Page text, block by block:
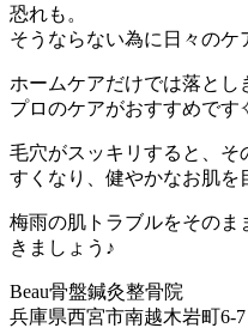
恐れも。
そうならない為に日々のケ
ホームケアだけでは落とし
プロのケアがおすすめです
毛穴がスッキリすると、
すくなり、健やかなお肌を
梅雨の肌トラブルをそのま
きましょう♪
Beau骨盤鍼灸整骨院
兵庫県西宮市南越木岩町6-7